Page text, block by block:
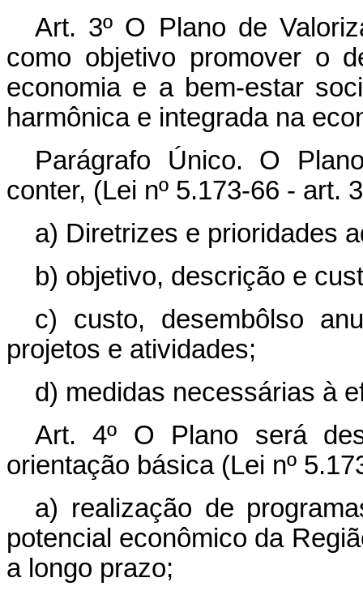
Art. 3º O Plano de
como objetivo promover o
economia e a bem-estar
harmônica e integrada na
Parágrafo Único. O
conter, (Lei nº 5.173-66 - art.
a) Diretrizes e prioridades
b) objetivo, descrição e
c) custo, desembôlso
projetos e atividades;
d) medidas necessárias à
Art. 4º O Plano será
orientação básica (Lei nº
a) realização de
potencial econômico da
a longo prazo;